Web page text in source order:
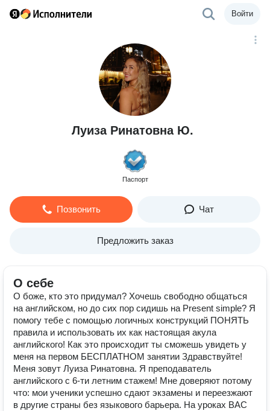
Войти
Луиза Ринатовна Ю.
Паспорт
Позвонить Чат
Предложить заказ
О себе
О боже, кто это придумал? Хочешь свободно общаться
на английском, но до сих пор сидишь на Present simple? Я
помогу тебе с помощью логичных конструкций ПОНЯТЬ
правила и использовать их как настоящая акула
английского! Как это происходит ты сможешь увидеть у
меня на первом БЕСПЛАТНОМ занятии Здравствуйте!
Меня зовут Луиза Ринатовна. Я преподаватель
английского с 6-ти летним стажем! Мне доверяют потому
что: мои ученики успешно сдают экзамены и переезжают
в другие страны без языкового барьера. На уроках ВАС